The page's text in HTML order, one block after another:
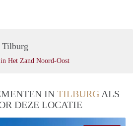
Tilburg
Het Zand Noord-Oost
IN TILBURG ALS
DEZE LOCATIE